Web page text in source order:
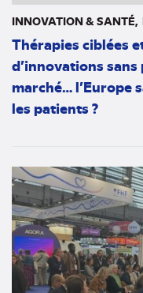
INNOVATION & SANTÉ
Thérapies ciblées
d’innovations
marché… l’Europe
les patients ?